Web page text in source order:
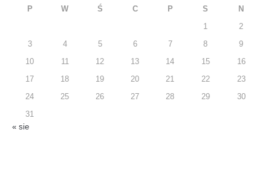
P W Ś C P S N
1 2
3 4 5 6 7 8 9
10 11 12 13 14 15 16
17 18 19 20 21 22 23
24 25 26 27 28 29 30
31
« sie